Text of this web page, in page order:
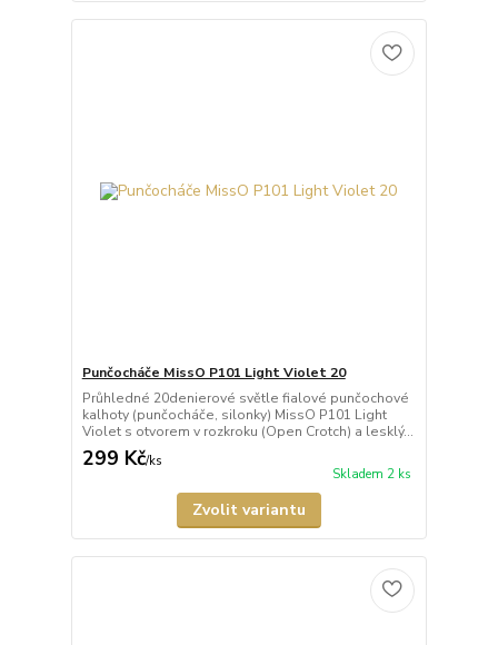
Punčocháče MissO P101 Light Violet 20
Průhledné 20denierové světle fialové punčochové
kalhoty (punčocháče, silonky) MissO P101 Light
Violet s otvorem v rozkroku (Open Crotch) a lesklý...
299 Kč/ks
Skladem 2 ks
Zvolit variantu